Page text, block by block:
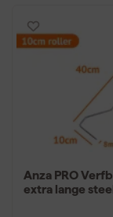
Anza PRO
extra lange